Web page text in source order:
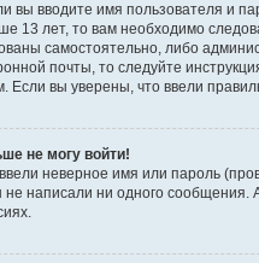
вы вводите имя пользователя и
13 лет, то вам необходимо
самостоятельно, либо
почты, то следуйте
Если вы уверены, что ввели
не могу войти!
неверное имя или пароль
написали ни одного